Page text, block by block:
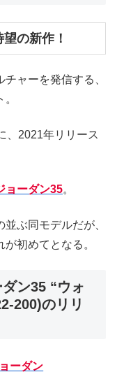
の新作！
ャーを発信する、
、2021年リリース
ョーダン35。
ぶ同モデルだが、
初めてとなる。
ン35 “ウォ
200)のリリ
ーダン